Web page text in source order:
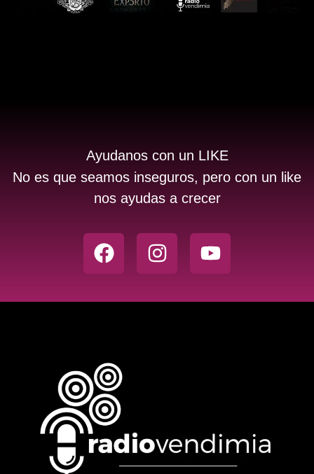
Ayudanos con un LIKE
No es que seamos inseguros, pero con un like
nos ayudas a crecer